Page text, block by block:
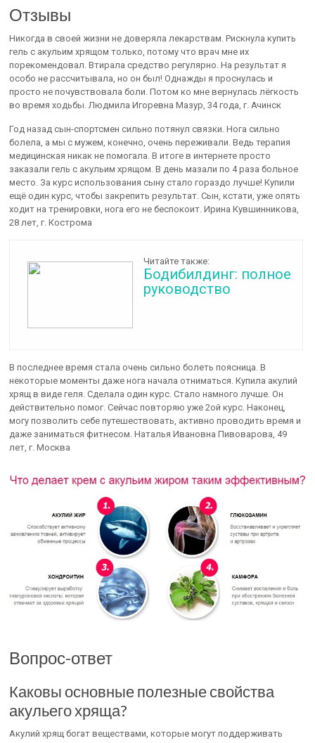
Отзывы
Никогда в своей жизни не доверяла лекарствам. Рискнула купить
гель с акульим хрящом только, потому что врач мне их
порекомендовал. Втирала средство регулярно. На результат я
особо не рассчитывала, но он был! Однажды я проснулась и
просто не почувствовала боли. Потом ко мне вернулась лёгкость
во время ходьбы. Людмила Игоревна Мазур, 34 года, г. Ачинск
Год назад сын-спортсмен сильно потянул связки. Нога сильно
болела, а мы с мужем, конечно, очень переживали. Ведь терапия
медицинская никак не помогала. В итоге в интернете просто
заказали гель с акульим хрящом. В день мазали по 4 раза больное
место. За курс использования сыну стало гораздо лучше! Купили
ещё один курс, чтобы закрепить результат. Сын, кстати, уже опять
ходит на тренировки, нога его не беспокоит. Ирина Кувшинникова,
28 лет, г. Кострома
Читайте также:
Бодибилдинг: полное
руководство
В последнее время стала очень сильно болеть поясница. В
некоторые моменты даже нога начала отниматься. Купила акулий
хрящ в виде геля. Сделала один курс. Стало намного лучше. Он
действительно помог. Сейчас повторяю уже 2ой курс. Наконец,
могу позволить себе путешествовать, активно проводить время и
даже заниматься фитнесом. Наталья Ивановна Пивоварова, 49
лет, г. Москва
Вопрос-ответ
Каковы основные полезные свойства
акульего хряща?
Акулий хрящ богат веществами, которые могут поддерживать